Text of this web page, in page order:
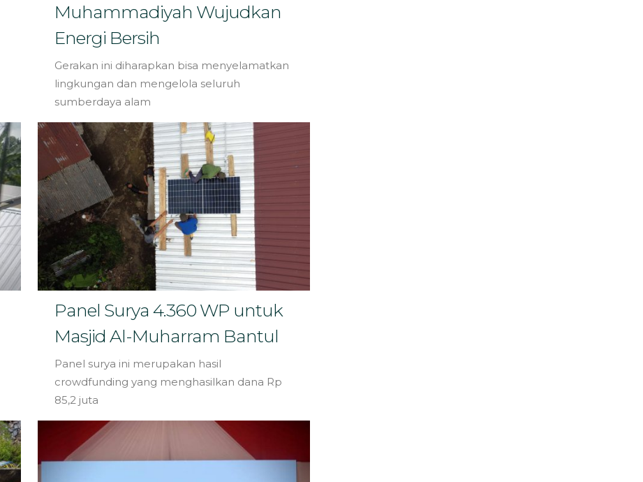
Muhammadiyah Wujudkan
Energi Bersih
Gerakan ini diharapkan bisa menyelamatkan
lingkungan dan mengelola seluruh
sumberdaya alam
Panel Surya 4.360 WP untuk
Masjid Al-Muharram Bantul
Panel surya ini merupakan hasil
crowdfunding yang menghasilkan dana Rp
85,2 juta